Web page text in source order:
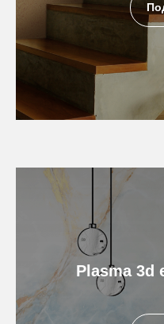
Plasma 3d